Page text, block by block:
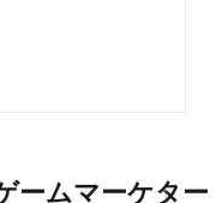
ームマーケター